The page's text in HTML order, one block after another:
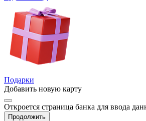
Подарки
Добавить новую карту
Откроется страница банка для ввода
Продолжить